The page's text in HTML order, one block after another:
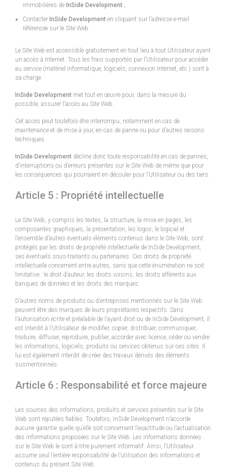
immobilières de InSide Development ;
Contacter InSide Development en cliquant sur l’adresse e-mail
référencée sur le Site Web.
Le Site Web est accessible gratuitement en tout lieu à tout Utilisateur ayant
un accès à Internet. Tous les frais supportés par l’Utilisateur pour accéder
au service (matériel informatique, logiciels, connexion Internet, etc.) sont à
sa charge.
InSide Development met tout en œuvre pour, dans la mesure du
possible, assurer l’accès au Site Web.
Cet accès peut toutefois être interrompu, notamment en cas de
maintenance et de mise à jour, en cas de panne ou pour d’autres raisons
techniques.
InSide Development décline donc toute responsabilité en cas de pannes,
d’interruptions ou d’erreurs présentes sur le Site Web de même que pour
les conséquences qui pourraient en découler pour l’Utilisateur ou des tiers.
Article 5 : Propriété intellectuelle
Le Site Web, y compris les textes, la structure, la mise en pages, les
composantes graphiques, la présentation, les logos, le logiciel et
l’ensemble d’autres éventuels éléments contenus dans le Site Web, sont
protégés par les droits de propriété intellectuelle de InSide Development,
ses éventuels sous-traitants ou partenaires. Ces droits de propriété
intellectuelle concernent entre autres, sans que cette énumération ne soit
limitative : le droit d’auteur, les droits voisins, les droits afférents aux
banques de données et les droits des marques.
D’autres noms de produits ou d’entreprises mentionnés sur le Site Web
peuvent être des marques de leurs propriétaires respectifs. Sans
l’autorisation écrite et préalable de l’ayant droit ou de InSide Development, il
est interdit à l’Utilisateur de modifier, copier, distribuer, communiquer,
traduire, diffuser, reproduire, publier, accorder avec licence, céder ou vendre
les informations, logiciels, produits ou services obtenus sur ces sites. Il
lui est également interdit de créer des travaux dérivés des éléments
susmentionnés.
Article 6 : Responsabilité et force majeure
Les sources des informations, produits et services présentés sur le Site
Web sont réputées fiables. Toutefois, InSide Development n’accorde
aucune garantie quelle qu’elle soit concernant l’exactitude ou l’actualisation
des informations proposées sur le Site Web. Les informations données
sur le Site Web le sont à titre purement informatif. Ainsi, l’Utilisateur
assume seul l’entière responsabilité de l’utilisation des informations et
contenus du présent Site Web.